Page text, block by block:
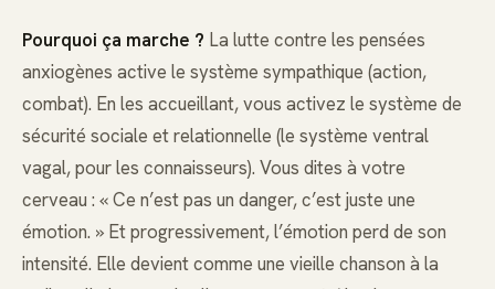
Pourquoi ça marche ? La lutte contre les pensées
anxiogènes active le système sympathique (action,
combat). En les accueillant, vous activez le système de
sécurité sociale et relationnelle (le système ventral
vagal, pour les connaisseurs). Vous dites à votre
cerveau : « Ce n’est pas un danger, c’est juste une
émotion. » Et progressivement, l’émotion perd de son
intensité. Elle devient comme une vieille chanson à la